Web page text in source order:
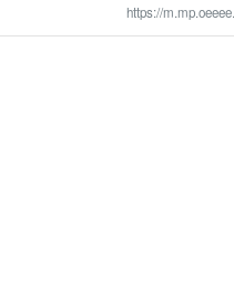
https://